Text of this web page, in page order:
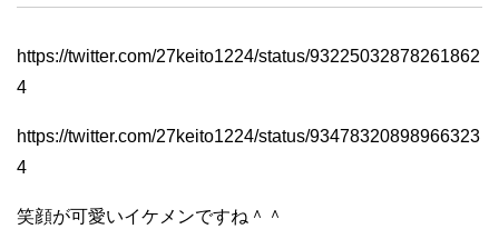
https://twitter.com/27keito1224/status/93225032878261862
4
https://twitter.com/27keito1224/status/93478320898966323
4
笑顔が可愛いイケメンですね＾＾